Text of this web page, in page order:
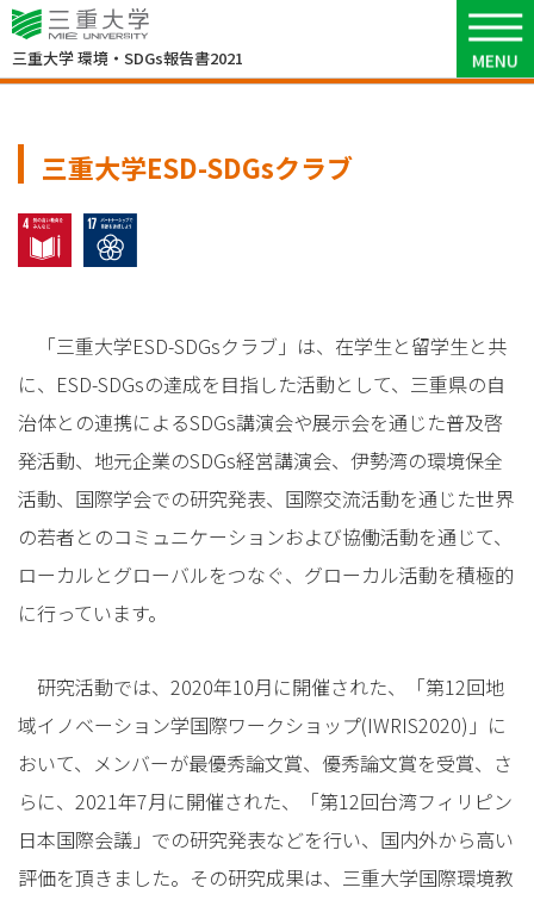
三重大学環境・SDGs報告書2021
3 環境・SDGsコミュニケーション
三重大学ESD-SDGsクラブ
4 質の高い教育をみんなに
「三重大学ESD-SDGsクラブ」は、在学生と留学生と共
に、ESD-SDGsの達成を目指した活動として、三重県の自
治体との連携によるSDGs講演会や展示会を通じた普及啓
発活動、地元企業のSDGs経営講演会、伊勢湾の環境保全
活動、国際学会での研究発表、国際交流活動を通じた世界
の若者とのコミュニケーションおよび協働活動を通じて、
ローカルとグローバルをつなぐ、グローカル活動を積極的
に行っています。
研究活動では、2020年10月に開催された、「第12回地
域イノベーション学国際ワークショップ(IWRIS2020)」に
おいて、メンバーが最優秀論文賞、優秀論文賞を受賞、さ
らに、2021年7月に開催された、「第12回台湾フィリピン
日本国際会議」での研究発表などを行い、国内外から高い
評価を頂きました。その研究成果は、三重大学国際環境教